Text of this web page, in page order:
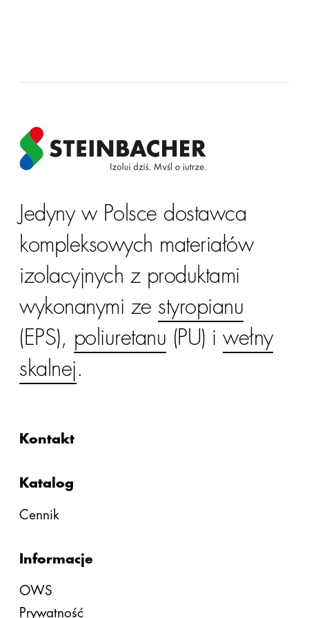
Jedyny w Polsce dostawca
kompleksowych materiałów
izolacyjnych z produktami
wykonanymi ze styropianu
(EPS), poliuretanu (PU) i wełny
skalnej.
Kontakt
Katalog
Cennik
Informacje
OWS
Prywatność